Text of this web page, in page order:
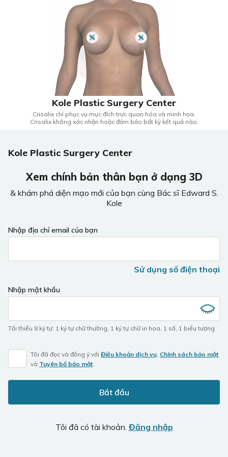
Kole Plastic Surgery Center
Crisalix chỉ phục vụ mục đích trực quan hóa và minh họa.
Crisalix không xác nhận hoặc đảm bảo bất kỳ kết quả nào.
Kole Plastic Surgery Center
Xem chính bản thân bạn ở dạng 3D
& khám phá diện mạo mới của bạn cùng Bác sĩ Edward S.
Kole
Nhập địa chỉ email của bạn
Sử dụng số điện thoại
Nhập mật khẩu
Tối thiểu 8 ký tự: 1 ký tự chữ thường, 1 ký tự chữ in hoa, 1 số, 1 biểu tượng
Tôi đã đọc và đồng ý với Điều khoản dịch vụ, Chính sách bảo mật
và Tuyên bố bảo mật.
Bắt đầu
Tôi đã có tài khoản. Đăng nhập